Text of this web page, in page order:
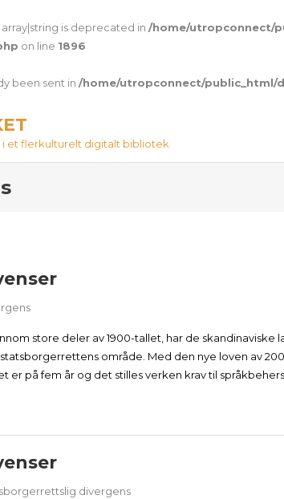
is deprecated in /home/utropconnect/
on line 1896
been sent in /home/utropconnect/public_html/
et flerkulturelt digitalt bibliotek
store deler av 1900-tallet, har de skandinaviske
område. Med den nye loven av
er på fem år og det stilles verken krav til
divergens